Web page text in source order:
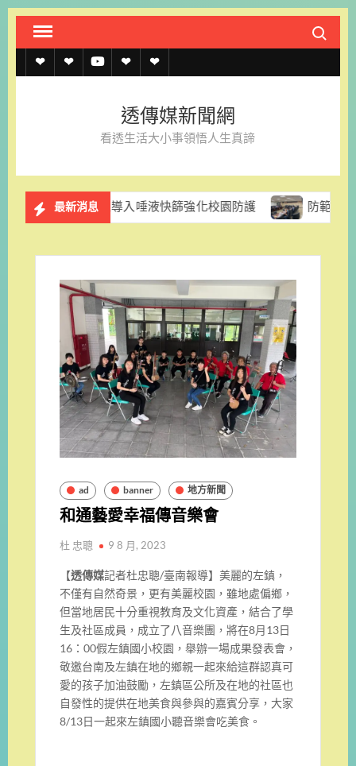
Skip
content
Search
透
約
透
上
記
單
透 聯
我
官
LINE
透傳媒新聞網
看透生活大小事領悟人生真諦
最新消息
團促導入唾液快篩強化校園防護 防範颱風停電風險 台
ad banner 地方新聞
和通藝愛幸福傳音樂會
杜 忠聰 9 8 月, 2023
【透傳媒記者杜忠聰/臺南報導】美麗的左鎮，
不僅有自然奇景，更有美麗校園，雖地處偏鄉，
但當地居民十分重視教育及文化資產，結合了學
生及社區成員，成立了八音樂團，將在8月13日
16：00假左鎮國小校園，舉辦一場成果發表會，
敬邀台南及左鎮在地的鄉親一起來給這群認真可
愛的孩子加油鼓勵，左鎮區公所及在地的社區也
自發性的提供在地美食與參與的嘉賓分享，大家
8/13日一起來左鎮國小聽音樂會吃美食。